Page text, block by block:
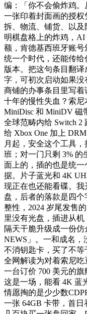
编：「你不会偷炸鸡
一张印着封面画的授
拆、物流、铺货、以及
明棋盘格上的炸鸡，
额，肯德基西班牙账号
统一个时代，还能传给
版本。把这句条目翻
字，可初次启动如果没
商铺的办事条目里写
十年的慢性失血？索尼
MiniDisc 和 MiniDV 磁
全球范畴内给 Switch
给 Xbox One 加上
月起，安全这个工具
班；对一门只剩 3% 的
面上的，插的也是统
据。片子蓝光和 4K
现正在也还能看碟。
盘，后者的落款是四
整性，2024 岁尾发售
里没有光盘，插进从机
隔天干脆升级成一份
NEWS」。一和成名，
不消钥匙卡，买了不等
全网解读为对着索尼吃
一台订价 700 美元的
这是一场，能看 4K 蓝
情愿掏的是少少数
一张 64GB 卡带，首